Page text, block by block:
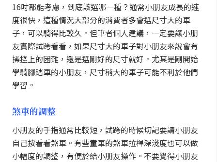
16吋都能考慮，到底該選哪一種？通常小朋友成長的速
度很快，這種情況大部分的消費者多會選尺寸大的車
子，可以騎得比較久。但筆者個人建議，一定要讓小朋
友實際試跨看看，如果尺寸大的車子對小朋友來說會有
操控上的困難，還是選剛好的尺寸就好。尤其是剛開始
學騎腳踏車的小朋友，尺寸稍大的車子可能不利於他們
學習。
煞車的調整
小朋友的手指通常比較短，試跨的時候切記要請小朋友
自己按看看煞車。有些童車的煞車拉桿深淺度也可以做
小幅度的調整，有便於給小朋友操作。不要覺得小朋友